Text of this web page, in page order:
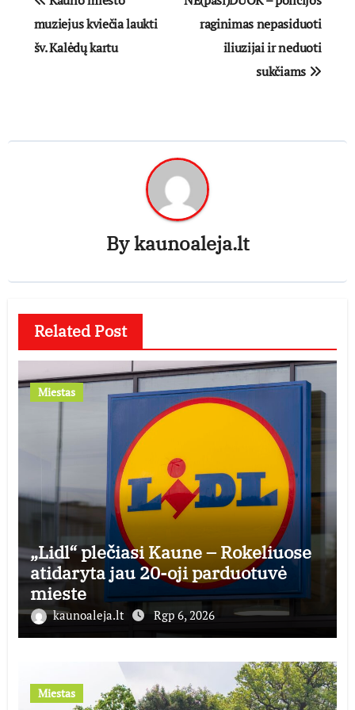
tarp
įrašų
muziejus kviečia laukti
šv. Kalėdų kartu
raginimas nepasiduoti
iliuzijai ir neduoti
sukčiams
Bykaunoaleja.lt
Related Post
Miestas
„Lidl“ plečiasi Kaune – Rokeliuose
atidaryta jau 20-oji parduotuvė
mieste
kaunoaleja.lt Rgp 6, 2026
Miestas